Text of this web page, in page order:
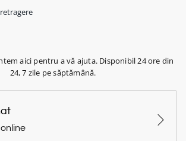
aici pentru a vă ajuta. Disponibil 24 ore din
24, 7 zile pe săptămână.